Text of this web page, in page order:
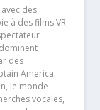
des
à des films VR
des
America:
le monde
vocales,